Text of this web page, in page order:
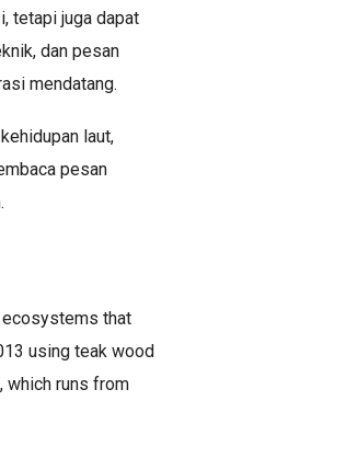
tetapi juga dapat
dan pesan
mendatang.
laut,
pesan
ecosystems that
using teak wood
which runs from